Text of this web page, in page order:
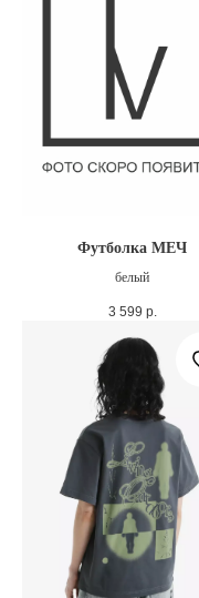
Футболка МЕЧ
белый
3 599 р.